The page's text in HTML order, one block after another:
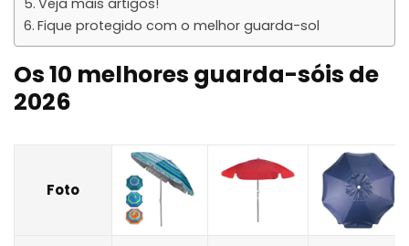
Fique protegido com o melhor guarda-sol
Os 10 melhores guarda-sóis de
2026
Foto